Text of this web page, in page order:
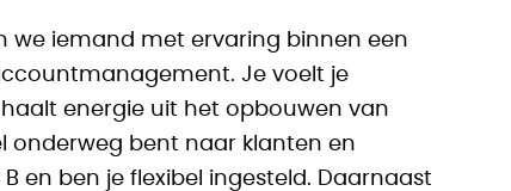
we iemand met ervaring binnen een
Je voelt je
energie uit het opbouwen van
onderweg bent naar klanten en
en ben je flexibel ingesteld. Daarnaast